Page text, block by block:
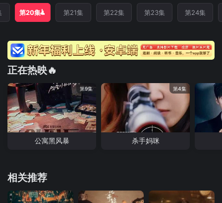
第20集 第21集 第22集 第23集 第24集
正在热映🔥
第9集
公寓黑风暴
第4集
杀手妈咪
相关推荐